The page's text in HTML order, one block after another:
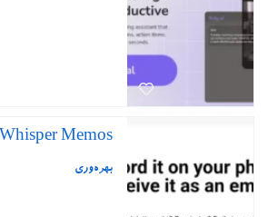
Whisper Memos
بهره‌وری